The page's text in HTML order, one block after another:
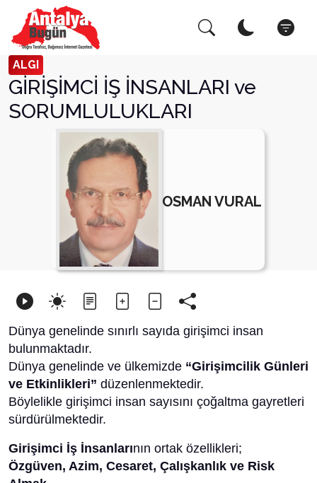
ALGI
GİRİŞİMCİ İŞ İNSANLARI ve
SORUMLULUKLARI
OSMAN VURAL
Dünya genelinde sınırlı sayıda girişimci insan
bulunmaktadır.
Dünya genelinde ve ülkemizde “Girişimcilik Günleri
ve Etkinlikleri” düzenlenmektedir.
Böylelikle girişimci insan sayısını çoğaltma gayretleri
sürdürülmektedir.
Girişimci İş İnsanlarının ortak özellikleri;
Özgüven, Azim, Cesaret, Çalışkanlık ve Risk
Arama Yap! Kapat